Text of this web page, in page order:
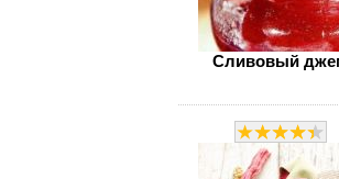
Сливовый